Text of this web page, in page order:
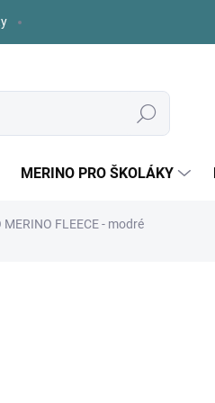
Hledat
MERINO PRO ŠKOLÁKY
MERINO FLEECE - modré